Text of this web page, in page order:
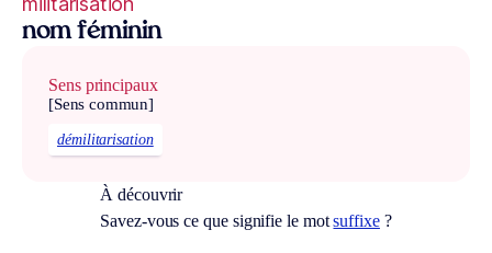
nom féminin
Sens principaux
[Sens commun]
démilitarisation
À découvrir
Savez-vous ce que signifie le motsuffixe?